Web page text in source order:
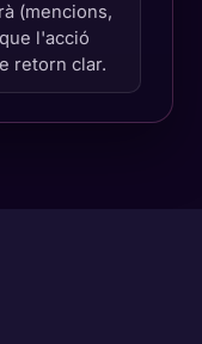
(mencions,
l'acció
retorn clar.